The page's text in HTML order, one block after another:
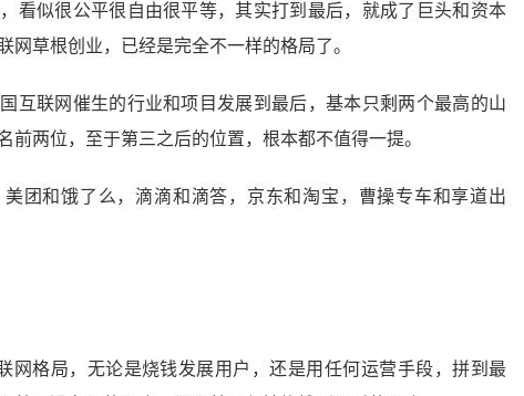
看似很公平很自由很平等，其实打到最后，就成了巨头和资本
网草根创业，已经是完全不一样的格局了。
互联网催生的行业和项目发展到最后，基本只剩两个最高的山
前两位，至于第三之后的位置，根本都不值得一提。
团和饿了么，滴滴和滴答，京东和淘宝，曹操专车和享道出
网格局，无论是烧钱发展用户，还是用任何运营手段，拼到最